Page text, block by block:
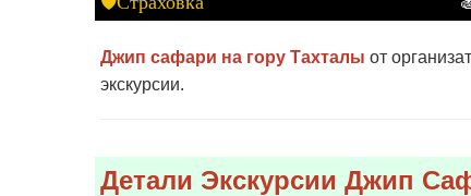
Детали Экскурсии Джип
Джип сафари на гору Тахталы от
экскурсии.